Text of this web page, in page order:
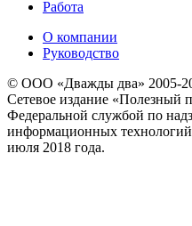
Работа
О компании
Руководство
© ООО «Дважды два» 2005-
Сетевое издание «Полезный
Федеральной службой по
информационных
июля 2018 года.